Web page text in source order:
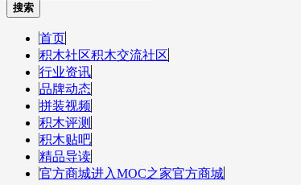
搜索
首页
积木社区积木交流社区
行业资讯
品牌动态
拼装视频
积木评测
积木贴吧
精品导读
官方商城进入MOC之家官方商城